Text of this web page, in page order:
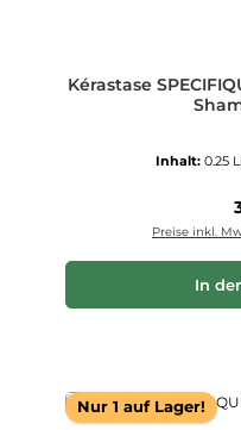
Kérastase
Inhalt: 0.25
Preise inkl.
In
Nur 1 auf Lager!